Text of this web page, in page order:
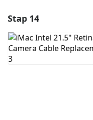
Voeg opmerking
Stap 14